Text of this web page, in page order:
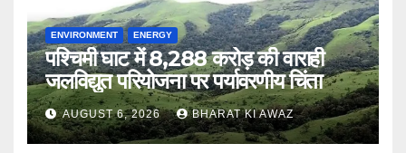
ENVIRONMENT ENERGY
पश्चिमी घाट में 8,288 करोड़ की वाराही
जलविद्युत परियोजना पर पर्यावरणीय चिंता
AUGUST 6, 2026 BHARAT KI AWAZ